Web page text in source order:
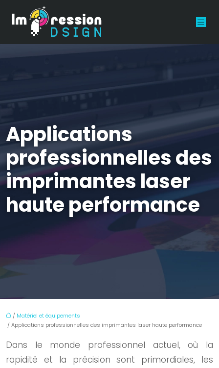
Applications
professionnelles des
imprimantes laser
haute performance
/ Matériel et équipements
/ Applications professionnelles des imprimantes laser haute performance
Dans le monde professionnel actuel, où la
rapidité et la précision sont primordiales, les